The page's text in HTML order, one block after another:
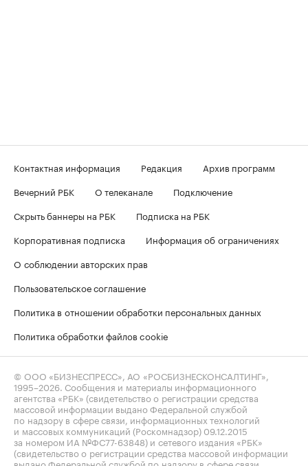
Контактная информация Редакция
Архив программ
Вечерний РБК
О телеканале
Подключение
Скрыть баннеры на РБК
Подписка на РБК
Корпоративная подписка
Информация об ограничениях
О соблюдении авторских прав
Пользовательское соглашение
Политика в отношении обработки персональных данных
Политика обработки файлов cookie
© ООО «БИЗНЕСПРЕСС», АО «РОСБИЗНЕСКОНСАЛТИНГ»,
1995–2026 . Сообщения и материалы информационного
агентства «РБК» (свидетельство о регистрации средства
массовой информации выдано Федеральной службой
по надзору в сфере связи, информационных технологий
и массовых коммуникаций (Роскомнадзор) 09.12.2015
за номером ИА №ФС77-63848) и сетевого издания «РБК»
(свидетельство о регистрации средства массовой информации
выдано Федеральной службой по надзору в сфере связи,